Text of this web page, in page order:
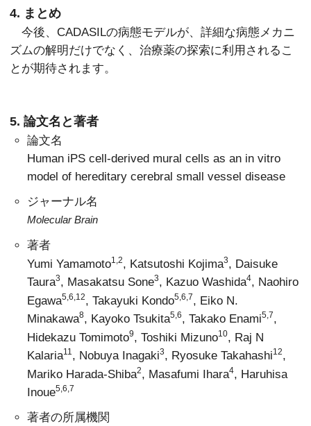
4. まとめ
今後、CADASILの病態モデルが、詳細な病態メカニ
ズムの解明だけでなく、治療薬の探索に利用されるこ
とが期待されます。
5. 論文名と著者
論文名
Human iPS cell-derived mural cells as an in vitro
model of hereditary cerebral small vessel disease
ジャーナル名
Molecular Brain
著者
Yumi Yamamoto1,2 , Katsutoshi Kojima3
, Daisuke
Taura3, Masakatsu Sone3, Kazuo Washida4, Naohiro
Egawa5,6,12 , Takayuki Kondo5,6,7
, Eiko N.
Minakawa8, Kayoko Tsukita5,6, Takako Enami5,7,
Hidekazu Tomimoto9 , Toshiki Mizuno10
, Raj N
Kalaria11 , Nobuya Inagaki3, Ryosuke Takahashi12,
Mariko Harada-Shiba2 , Masafumi Ihara4
, Haruhisa
Inoue5,6,7
著者の所属機関